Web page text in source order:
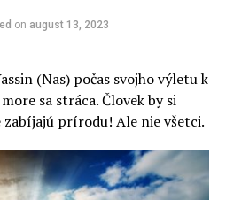
on august 13, 2023
(Nas) počas svojho výletu k
sa stráca. Človek by si
prírodu! Ale nie všetci.